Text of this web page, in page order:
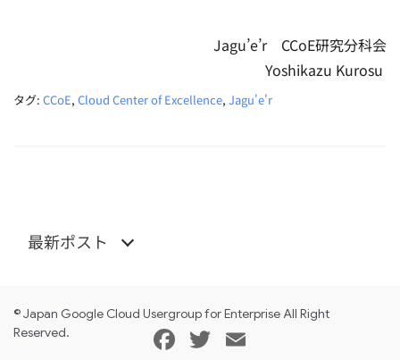
Jagu’e’r CCoE研究分科会
Yoshikazu Kurosu
タグ: CCoE, Cloud Center of Excellence, Jagu'e'r
最新ポスト
© Japan Google Cloud Usergroup for Enterprise All Right
Reserved.
FacebookTwitter